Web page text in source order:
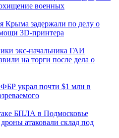
военных
Крыма задержали по делу о
3D‑принтера
экс-начальника ГАИ
на торги после дела о
украл почти $1 млн в
БПЛА в Подмосковье
атаковали склад под